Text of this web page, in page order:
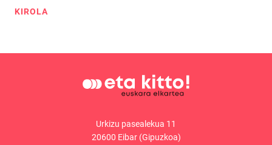
KIROLA
Urkizu pasealekua 11
20600 Eibar (Gipuzkoa)